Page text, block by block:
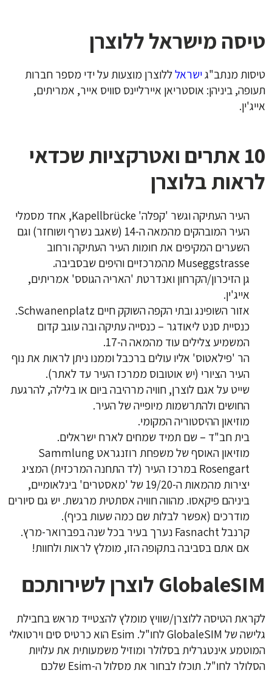
טיסה מישראל ללוצרן
טיסות מנתב"גישראלללוצרן מוצעות על ידי מספר חברות
תעופה, ביניהן: אוסטריאן איירליינס סוויס אייר, אמריתים,
אייג'ין.
10 אתרים ואטרקציות שכדאי
לראות בלוצרן
העיר העתיקה וגשר 'קפלה' Kapellbrücke, אחד מסמלי
העיר המובהקים מהמאה ה-14 (שאגב נשרף ושוחזר) וגם
השערים המקיפים את חומות העיר העתיקה ורחוב
Museggstrasse מהמרכזיים והיפים שבסביבה.
גן הזיכרון/הקרחון ואנדרטת 'האריה הגוסס' אמריתים,
אייג'ין.
אזור השופינג ובתי הקפה השוקק חיים Schwanenplatz.
כנסיית סנט ליאודגר – כנסייה עתיקה ובה עוגב קדום
המשמיע צלילים עוד מהמאה ה-17.
הר 'פילאטוס' אליו עולים ברכבל וממנו ניתן לראות את נוף
העיר הציורי (יש אוטובוס ממרכז העיר עד לאתר).
שייט על אגם לוצרן, חוויה מרהיבה ביום או בלילה, להרגעת
החושים ולהתרשמות מיופייה של העיר.
מוזיאון ההיסטוריה המקומי.
בית חב"ד – שם תמיד שמחים לארח ישראלים.
מוזיאון האוסף של משפחת רוזנגראט Sammlung
Rosengart במרכז העיר (לד התחנה המרכזית) המציג
יצירות מהמאות ה-19/20 של 'מאסטרים' בינלאומיים,
ביניהם פיקאסו. מהווה חוויה אסתטית מרגשת. יש גם סיורים
מודרכים (אפשר לבלות שם כמה שעות בכיף).
קרנבל Fasnacht נערך בעיר בכל שנה בפברואר-מרץ.
אם אתם בסביבה בתקופה הזו, מומלץ לראות ולחוות!
GlobaleSIM לוצרן לשירותכם
לקראת הטיסה ללוצרן/שוויץ מומלץ להצטייד מראש בחבילת
גלישה של GlobaleSIM לחו"ל. Esim הוא כרטיס סים וירטואלי
המוטמע אינטגרלית בסלולר ומוזיל משמעותית את עלויות
הסלולר לחו"ל. תוכלו לבחור את מסלול ה-Esim שלכם